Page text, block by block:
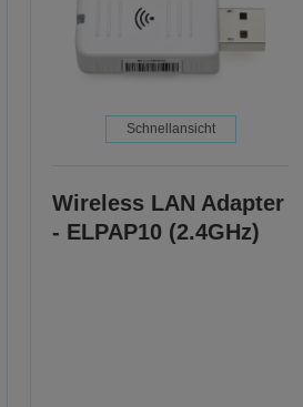
Schnellansicht
Wireless LAN Adapter
- ELPAP10 (2.4GHz)